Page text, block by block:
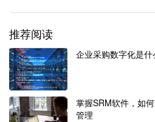
推荐阅读
企业采购数字化是
掌握SRM软件，如
管理